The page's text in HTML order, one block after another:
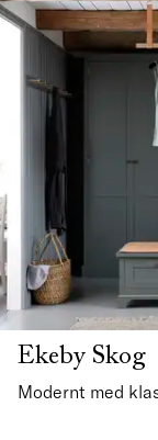
Ekeby Skog
Modernt med